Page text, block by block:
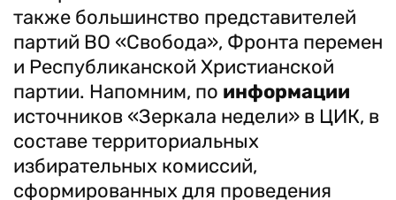
также большинство представителей
партий ВО «Свобода», Фронта перемен
и Республиканской Христианской
партии. Напомним, по информации
источников «Зеркала недели» в ЦИК, в
составе территориальных
избирательных комиссий,
сформированных для проведения